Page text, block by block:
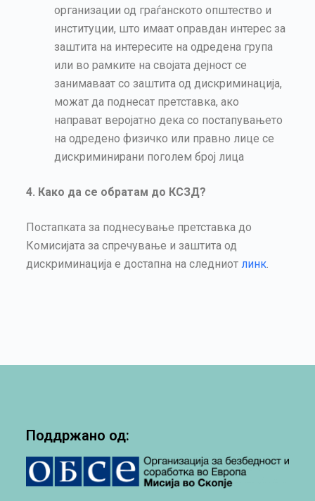
организации од граѓанското општество и
институции, што имаат оправдан интерес за
заштита на интересите на одредена група
или во рамките на својата дејност се
занимаваат со заштита од дискриминација,
можат да поднесат претставка, ако
направат веројатно дека со постапувањето
на одредено физичко или правно лице се
дискриминирани поголем број лица
4. Како да се обратам до КСЗД?
Постапката за поднесување претставка до
Комисијата за спречување и заштита од
дискриминација е достапна на следниот линк.
Поддржано од: